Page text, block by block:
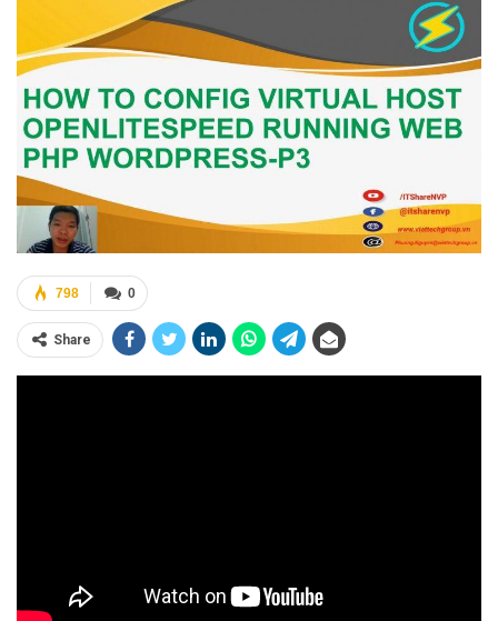
0
798
Share